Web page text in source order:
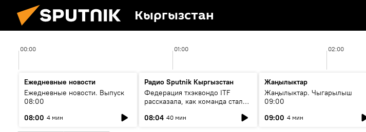
Кыргызстан
00:00 01:00 02:00
Ежедневные новости
Ежедневные новости. Выпуск
08:00
08:00 4 мин
Радио Sputnik Кыргызстан
Федерация тхэквондо ITF
рассказала, как команда стала
08:04 40 мин
Жаңылыктар
Жаңылыктар. Чыгарылыш
09:00
09:00 4 мин